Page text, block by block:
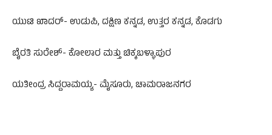
ಯುಟಿ ಖಾದರ್-‌ ಉಡುಪಿ, ದಕ್ಷಿಣ ಕನ್ನಡ, ಉತ್ತರ ಕನ್ನಡ, ಕೊಡಗು
ಬೈರತಿ ಸುರೇಶ್-‌ ಕೋಲಾರ ಮತ್ತು ಚಿಕ್ಕಬಳ್ಳಾಪುರ
ಯತೀಂದ್ರ ಸಿದ್ದರಾಮಯ್ಯ- ಮೈಸೂರು, ಚಾಮರಾಜನಗರ